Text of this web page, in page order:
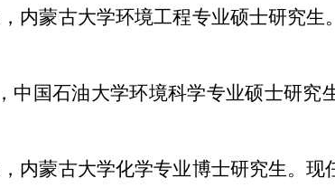
内蒙古大学环境工程专业硕士研究
中国石油大学环境科学专业硕士研
内蒙古大学化学专业博士研究生。